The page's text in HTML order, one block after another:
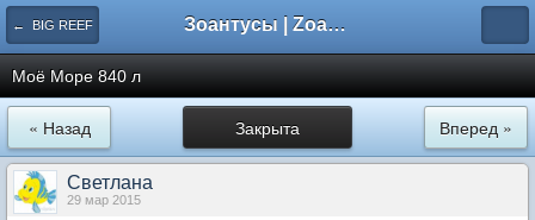
← BIG REEF Зоантусы | Zoasfan.ru
Моё Море 840 л
Закрыта
« Назад Вперед »
Светлана
29 мар 2015